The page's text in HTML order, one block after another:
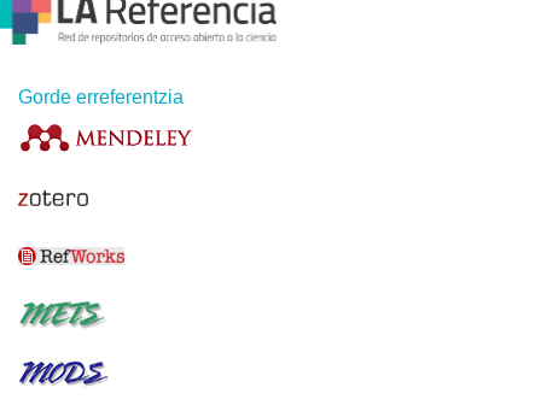
Gorde erreferentzia